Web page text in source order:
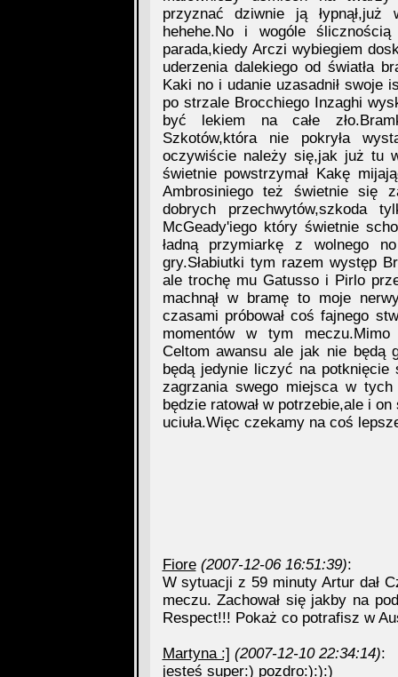
przyznać dziwnie ją
hehehe.No i wogóle
parada,kiedy Arczi wybiegiem
uderzenia dalekiego od światła
Kaki no i udanie uzasadnił swoje
po strzale Brocchiego Inzaghi
być lekiem na całe
Szkotów,która nie pokryła
oczywiście należy się,jak już tu
świetnie powstrzymał Kakę
Ambrosiniego też świetnie się
dobrych przechwytów,szkoda
McGeady'iego który świetnie
ładną przymiarkę z wolnego
gry.Słabiutki tym razem występ
ale trochę mu Gatusso i Pirlo
machnął w bramę to moje
czasami próbował coś fajnego
momentów w tym meczu.Mimo
Celtom awansu ale jak nie będą
będą jedynie liczyć na potknięcie
zagrzania swego miejsca w
będzie ratował w potrzebie,ale i
uciuła.Więc czekamy na coś
Fiore (2007-12-06 16:51:39):
W sytuacji z 59 minuty Artur dał
meczu. Zachował się jakby na
Respect!!! Pokaż co potrafisz w
Martyna :] (2007-12-10 22:34:14):
jesteś super:) pozdro:):):)